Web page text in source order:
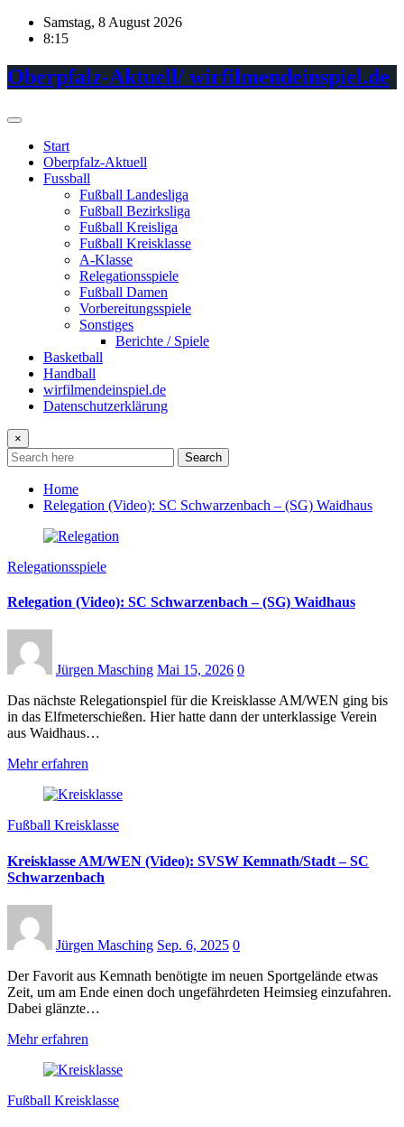
Skip
Samstag, 8 August 2026
8:15
Oberpfalz-Aktuell/ wirfilmendeinspiel.de
Start
Oberpfalz-Aktuell
Fussball
Fußball Landesliga
Fußball Bezirksliga
Fußball Kreisliga
Fußball Kreisklasse
A-Klasse
Relegationsspiele
Fußball Damen
Vorbereitungsspiele
Sonstiges
Berichte / Spiele
Basketball
Handball
wirfilmendeinspiel.de
Datenschutzerklärung
×
Search
Home
Relegation (Video): SC Schwarzenbach – (SG) Waidhaus
Relegationsspiele
Relegation (Video): SC Schwarzenbach – (SG) Waidhaus
Jürgen Masching Mai 15, 2026 0
Das nächste Relegationspiel für die Kreisklasse AM/WEN ging bis
in das Elfmeterschießen. Hier hatte dann der unterklassige Verein
aus Waidhaus…
Mehr erfahren
Fußball Kreisklasse
Kreisklasse AM/WEN (Video): SVSW Kemnath/Stadt – SC
Schwarzenbach
Jürgen Masching Sep. 6, 2025 0
Der Favorit aus Kemnath benötigte im neuen Sportgelände etwas
Zeit, um am Ende einen doch ungefährdeten Heimsieg einzufahren.
Dabei glänzte…
Mehr erfahren
Fußball Kreisklasse